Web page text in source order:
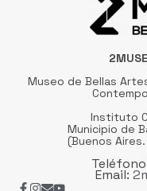
Museo de Bellas
Instituto
Municipio de
(Buenos
Email: